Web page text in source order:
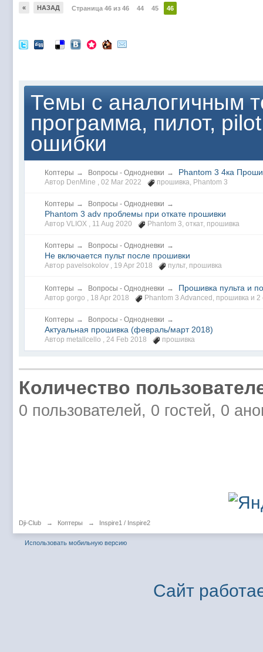
« НАЗАД Страница 46 из 46 44 45 46
Темы с аналогичным
программа, пилот,
ошибки
Коптеры → Вопросы - Однодневки → Phantom 3 4ка
Автор DenMine , 02 Mar 2022 прошивка, Phantom 3
Коптеры → Вопросы - Однодневки →
Phantom 3 adv проблемы при откате прошивки
Автор VLIOX , 11 Aug 2020 Phantom 3, откат, прошивка
Коптеры → Вопросы - Однодневки →
Не включается пульт после прошивки
Автор pavelsokolov , 19 Apr 2018 пульт, прошивка
Коптеры → Вопросы - Однодневки → Прошивка пульта и
Автор gorgo , 18 Apr 2018 Phantom 3 Advanced , прошивка и 2
Коптеры → Вопросы - Однодневки →
Актуальная прошивка (февраль/март 2018)
Автор metallcello , 24 Feb 2018 прошивка
Количество
0 пользователей, 0 гостей, 0
Dji-Club → Коптеры → Inspire1 / Inspire2
Использовать мобильную версию
Сайт